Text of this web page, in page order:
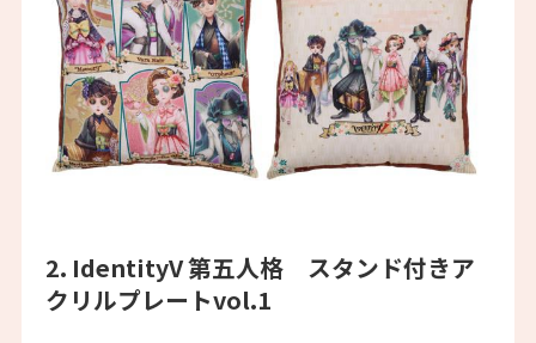
2. IdentityV 第五人格 スタンド付きア
クリルプレートvol.1